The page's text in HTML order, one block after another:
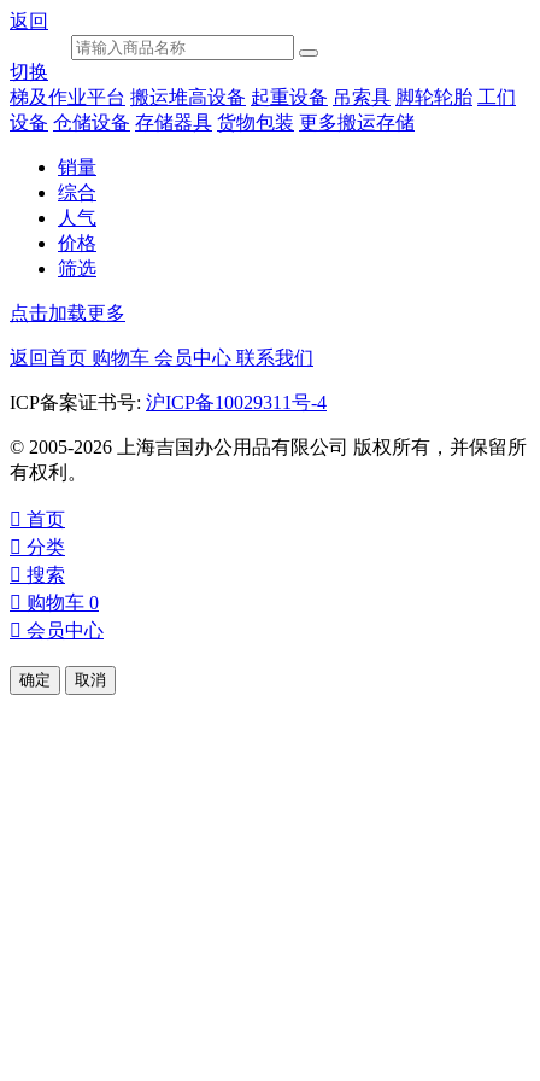
返回
切换
梯及作业平台 搬运堆高设备 起重设备 吊索具 脚轮轮胎 工们
设备 仓储设备 存储器具 货物包装 更多搬运存储
销量
综合
人气
价格
筛选
点击加载更多
返回首页 购物车 会员中心 联系我们
ICP备案证书号: 沪ICP备10029311号-4
© 2005-2026 上海吉国办公用品有限公司 版权所有，并保留所
有权利。
 首页
 分类
 搜索
 购物车 0
 会员中心
确定 取消